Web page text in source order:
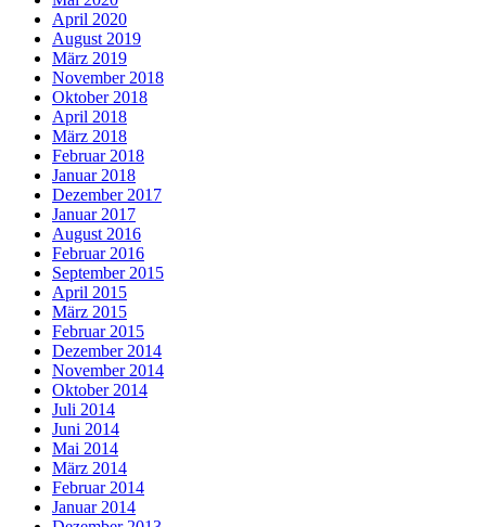
April 2020
August 2019
März 2019
November 2018
Oktober 2018
April 2018
März 2018
Februar 2018
Januar 2018
Dezember 2017
Januar 2017
August 2016
Februar 2016
September 2015
April 2015
März 2015
Februar 2015
Dezember 2014
November 2014
Oktober 2014
Juli 2014
Juni 2014
Mai 2014
März 2014
Februar 2014
Januar 2014